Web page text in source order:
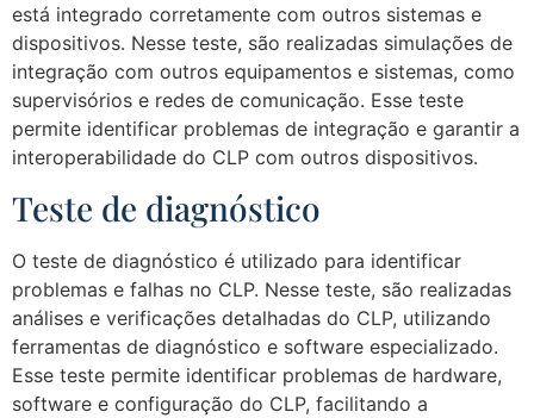
está integrado corretamente com outros sistemas e
dispositivos. Nesse teste, são realizadas simulações de
integração com outros equipamentos e sistemas, como
supervisórios e redes de comunicação. Esse teste
permite identificar problemas de integração e garantir a
interoperabilidade do CLP com outros dispositivos.
Teste de diagnóstico
O teste de diagnóstico é utilizado para identificar
problemas e falhas no CLP. Nesse teste, são realizadas
análises e verificações detalhadas do CLP, utilizando
ferramentas de diagnóstico e software especializado.
Esse teste permite identificar problemas de hardware,
software e configuração do CLP, facilitando a